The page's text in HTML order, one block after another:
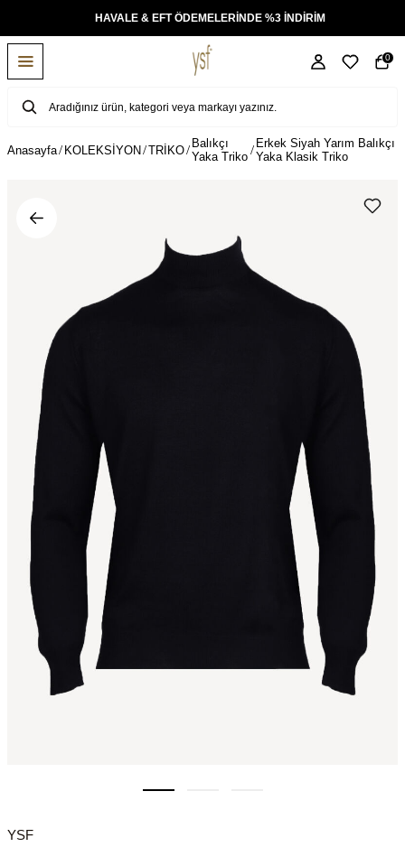
HAVALE & EFT ÖDEMELERİNDE %3 İNDİRİM
0
Anasayfa KOLEKSİYON TRİKO
Balıkçı
Yaka Triko
Erkek Siyah Yarım Balıkçı
Yaka Klasik Triko
YSF